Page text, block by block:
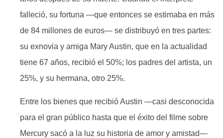
falleció, su fortuna —que entonces se estimaba en más
de 84 millones de euros— se distribuyó en tres partes:
su exnovia y amiga Mary Austin, que en la actualidad
tiene 67 años, recibió el 50%; los padres del artista, un
25%, y su hermana, otro 25%.
Entre los bienes que recibió Austin —casi desconocida
para el gran público hasta que el éxito del filme sobre
Mercury sacó a la luz su historia de amor y amistad—